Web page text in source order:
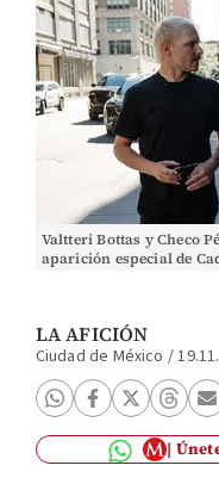
Valtteri Bottas y Checo
aparición especial de
LA AFICIÓN
Ciudad de México /